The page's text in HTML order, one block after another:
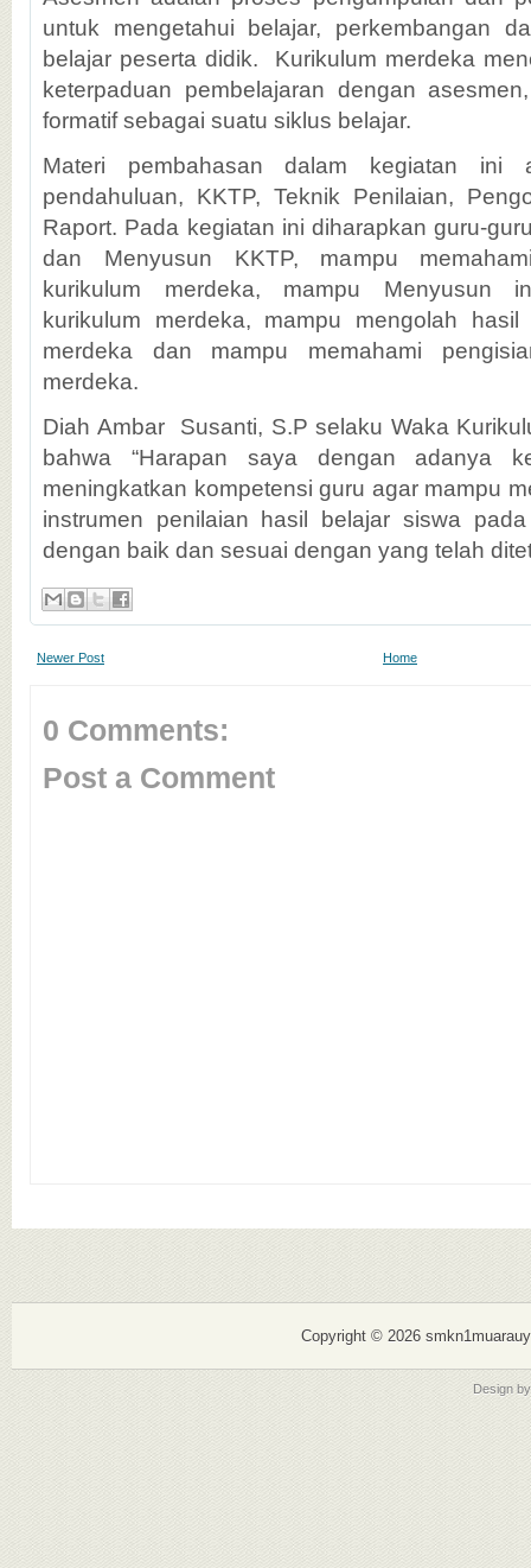
untuk mengetahui belajar, perkembangan
belajar peserta didik. Kurikulum merdeka
keterpaduan pembelajaran dengan
formatif sebagai suatu siklus belajar.
Materi pembahasan dalam kegiatan ini
pendahuluan, KKTP, Teknik Penilaian,
Raport. Pada kegiatan ini diharapkan guru-
dan Menyusun KKTP, mampu
kurikulum merdeka, mampu Menyusun
kurikulum merdeka, mampu mengolah hasil
merdeka dan mampu memahami
merdeka.
Diah Ambar Susanti, S.P selaku Waka
bahwa “Harapan saya dengan adanya
meningkatkan kompetensi guru agar mampu
instrumen penilaian hasil belajar siswa
dengan baik dan sesuai dengan yang telah
Newer Post Home
0 Comments:
Post a Comment
Copyright © 2026
Design